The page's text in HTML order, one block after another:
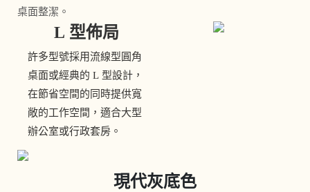
桌面整潔。
L 型佈局
許多型號採用流線型圓角
桌面或經典的 L 型設計，
在節省空間的同時提供寬
敞的工作空間，適合大型
辦公室或行政套房。
現代灰底色